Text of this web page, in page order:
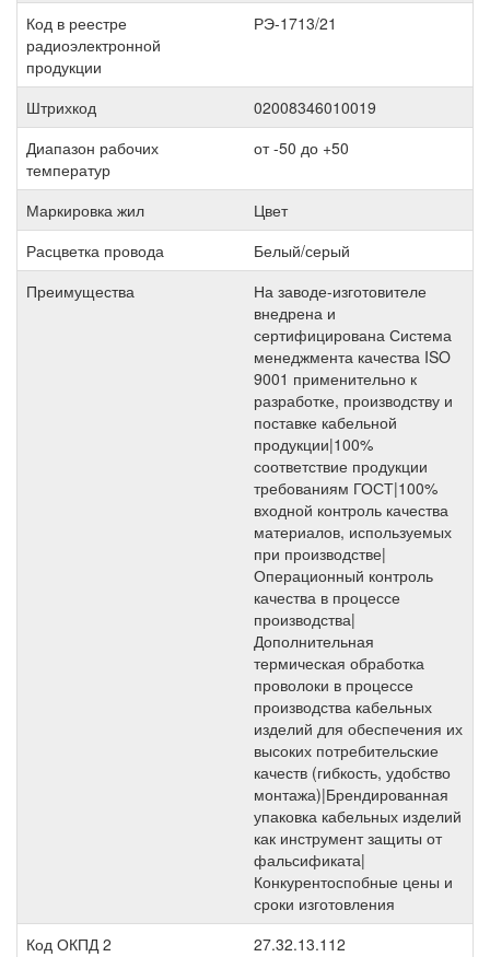
Код в реестре
радиоэлектронной
продукции
РЭ-1713/21
Штрихкод
02008346010019
Диапазон рабочих
температур
от -50 до +50
Маркировка жил
Цвет
Расцветка провода
Белый/серый
Преимущества
На заводе-изготовителе
внедрена и
сертифицирована Система
менеджмента качества ISO
9001 применительно к
разработке, производству и
поставке кабельной
продукции|100%
соответствие продукции
требованиям ГОСТ|100%
входной контроль качества
материалов, используемых
при производстве|
Операционный контроль
качества в процессе
производства|
Дополнительная
термическая обработка
проволоки в процессе
производства кабельных
изделий для обеспечения их
высоких потребительские
качеств (гибкость, удобство
монтажа)|Брендированная
упаковка кабельных изделий
как инструмент защиты от
фальсификата|
Конкурентоспобные цены и
сроки изготовления
Код ОКПД 2
27.32.13.112